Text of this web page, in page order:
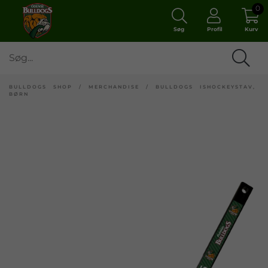
Søg Profil Kurv
0
BULLDOGS SHOP / MERCHANDISE / BULLDOGS ISHOCKEYSTAV,
BØRN